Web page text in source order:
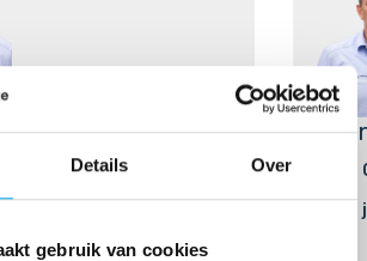
Details Over
gebruik van cookies